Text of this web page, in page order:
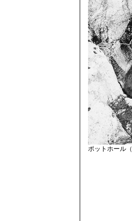
ポットホール（